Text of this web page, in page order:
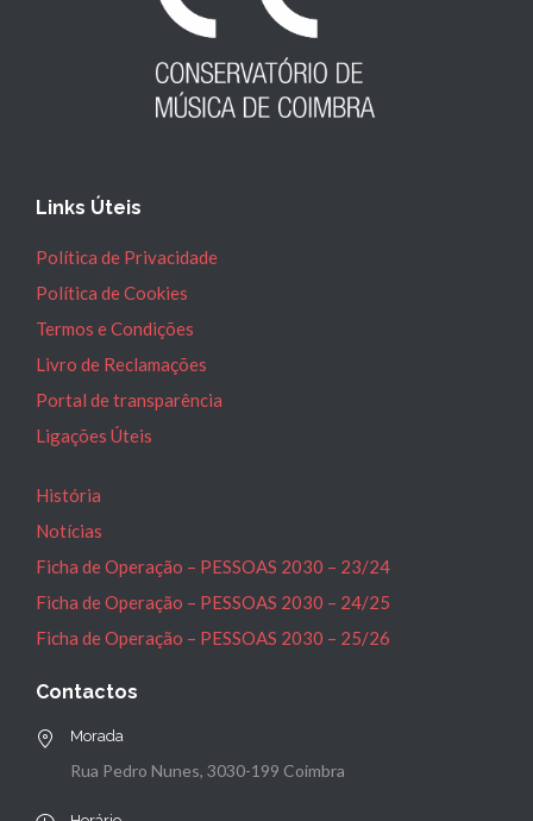
Links Úteis
Política de Privacidade
Política de Cookies
Termos e Condições
Livro de Reclamações
Portal de transparência
Ligações Úteis
História
Notícias
Ficha de Operação – PESSOAS 2030 – 23/24
Ficha de Operação – PESSOAS 2030 – 24/25
Ficha de Operação – PESSOAS 2030 – 25/26
Contactos
Morada
Rua Pedro Nunes, 3030-199 Coimbra